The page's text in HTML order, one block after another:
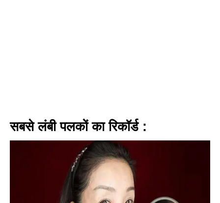
सबसे लंबी पलकों का रिकॉर्ड :